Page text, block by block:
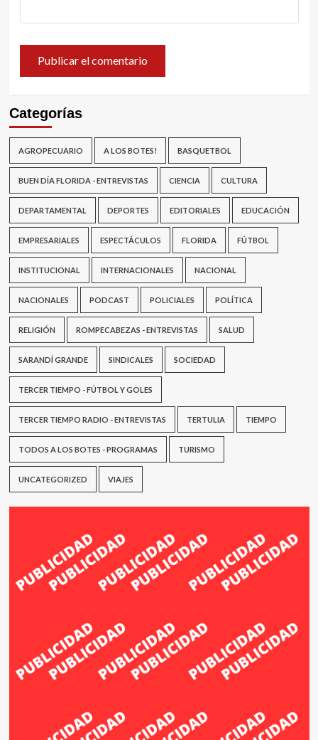
Categorías
AGROPECUARIO A LOS BOTES! BASQUETBOL
BUEN DÍA FLORIDA - ENTREVISTAS CIENCIA CULTURA
DEPARTAMENTAL DEPORTES EDITORIALES EDUCACIÓN
EMPRESARIALES ESPECTÁCULOS FLORIDA FÚTBOL
INSTITUCIONAL INTERNACIONALES NACIONAL
NACIONALES PODCAST POLICIALES POLÍTICA
RELIGIÓN ROMPECABEZAS - ENTREVISTAS SALUD
SARANDÍ GRANDE SINDICALES SOCIEDAD
TERCER TIEMPO - FÚTBOL Y GOLES
TERCER TIEMPO RADIO - ENTREVISTAS TERTULIA TIEMPO
TODOS A LOS BOTES - PROGRAMAS TURISMO
UNCATEGORIZED VIAJES